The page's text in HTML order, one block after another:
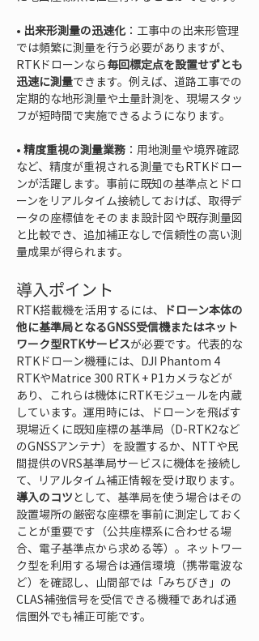
• 出来形測量の迅速化：工事中の出来形管理
では頻繁に測量を行う必要がありますが、
RTKドローンなら毎回標定点を設置せずとも
迅速に測量できます。例えば、道路工事での
定期的な地形測量や土量計測を、現場スタッ
• 精度重視の測量業務 ：用地測量や境界確認
など、精度が重視される測量でもRTKドロー
ンが活躍します。事前に既知の基準点とドロ
ーンをリアルタイム接続しておけば、取得デ
ータの座標値をそのまま設計図や既存測量図
と比較でき、追加補正なしで信頼性の高い測
量成果が得られます。
導入ポイント
RTK搭載機を活用するには、
ドローン本体の
他に基準局となるGNSS受信機またはネット
ワーク型RTKサービスが必要です。代表的な
RTKドローン機種には、DJI Phantom 4
RTKやMatrice 300 RTK + P1カメラなどが
あり、これらは機体にRTKモジュールを内蔵
しています。運用時には、ドローンを飛ばす
現場近くに既知座標の基準局（D-RTK2など
のGNSSアンテナ）を設置するか、NTTや民
間提供のVRS基準局サービスに機体を接続し
て、リアルタイム補正情報を受け取ります。
導入のコツ として、基準局を使う場合はその
設置場所の厳密な座標を事前に測定しておく
ことが重要です（公共座標系に合わせる場
合、電子基準点から求める等）。ネットワー
ク型を利用する場合は通信環境（携帯電波な
ど）を確認し、山間部では「みちびき」の
CLAS補強信号を受信できる機種であれば通
信圏外でも補正可能です。